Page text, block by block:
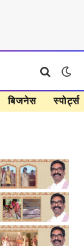
बिजनेस स्पोर्ट्स